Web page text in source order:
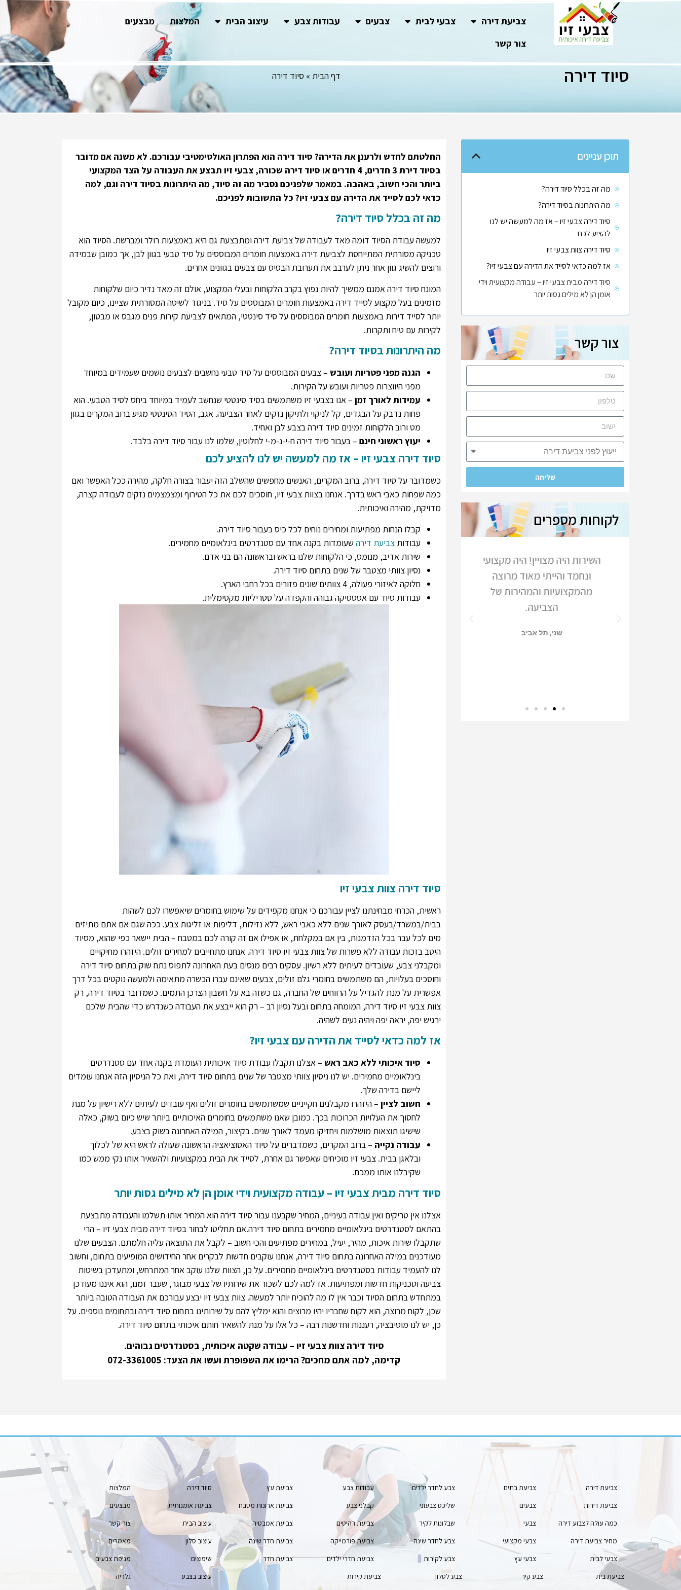
צביעת דירה צבעי לבית צבעים עבודות צבע עיצוב הבית המלצות
מבצעים
צור קשר
סיוד דירה דף הבית » סיוד דירה
תוכן עניינים
מה זה בכלל סיוד דירה?
מה היתרונות בסיוד דירה?
סיוד דירה צבעי זיו – אז מה למעשה יש לנו
להציע לכם
סיוד דירה צוות צבעי זיו
אז למה כדאי לסייד את הדירה עם צבעי זיו?
סיוד דירה מבית צבעי זיו – עבודה מקצועית וידי
אומן הן לא מילים גסות יותר
צור קשר
שליחה
לקוחות מספרים
השירות היה מצויין! היה מקצועי
ונחמד והייתי מאוד מרוצה
מהמקצועיות והמהירות של
הצביעה.
שני, תל אביב
הצוות של צבעי זיו היה נהדר!
אמין, הוגן, מקצועי, הגיע בזמן,
הכל היה מתואם, כל מה שאמר
שיעשה הוא עשה, הייתי עובדת
הוא היה מאוד זמין ואמין. הוא
עשה עבודה ברמה מאוד גבוהה
וגם זולה יחסית. אני יצאתי ממש
מרוצה ממנו בייחוד אחרי שיצאתי
החלטתם לחדש ולרענן את הדירה? סיוד דירה הוא הפתרון האולטימטיבי עבורכם. לא משנה אם מדובר
בסיוד דירת 3 חדרים, 4 חדרים או סיוד דירה שכורה, צבעי זיו תבצע את העבודה על הצד המקצועי
ביותר והכי חשוב, באהבה. במאמר שלפניכם נסביר מה זה סיוד, מה היתרונות בסיוד דירה וגם, למה
כדאי לכם לסייד את הדירה עם צבעי זיו? כל התשובות לפניכם.
מה זה בכלל סיוד דירה?
למעשה עבודת הסיוד דומה מאד לעבודה של צביעת דירה ומתבצעת גם היא באמצעות רולר ומברשת. הסיוד הוא
טכניקה מסורתית המתייחסת לצביעת דירה באמצעות חומרים המבוססים על סיד טבעי בגוון לבן, אך כמובן שבמידה
ורוצים להשיג גוון אחר ניתן לערבב את תערובת הבסיס עם צבעים בגוונים אחרים.
המונח סיוד דירה אמנם ממשיך להיות נפוץ בקרב הלקוחות ובעלי המקצוע, אולם זה מאד נדיר כיום שלקוחות
מזמינים בעל מקצוע לסייד דירה באמצעות חומרים המבוססים על סיד. בניגוד לשיטה המסורתית שציינו, כיום מקובל
יותר לסייד דירות באמצעות חומרים המבוססים על סיד סינטטי, המתאים לצביעת קירות פנים מגבס או מבטון,
לקירות עם טיח ותקרות.
מה היתרונות בסיוד דירה?
הגנה מפני פטריות ועובש– צבעים המבוססים על סיד טבעי נחשבים לצבעים נושמים שעמידים במיוחד
מפני היווצרות פטריות ועובש על הקירות.
עמידות לאורך זמן– אנו בצבעי זיו משתמשים בסיד סינטטי שנחשב לעמיד במיוחד ביחס לסיד הטבעי. הוא
פחות נדבק על הבגדים, קל לניקוי ולתיקון נזקים לאחר הצביעה. אגב, הסיד הסינטטי מגיע ברוב המקרים בגוון
מט ורוב הלקוחות זמינים סיוד דירה בצבע לבן ואחיד.
יעוץ ראשוני חינם– בעבור סיוד דירה ח-י-נ-מ-י לחלוטין, שלמו לנו עבור סיוד דירה בלבד.
סיוד דירה צבעי זיו – אז מה למעשה יש לנו להציע לכם
כשמדובר על סיוד דירה, ברוב המקרים, האנשים מחפשים שהשלב הזה יעבור בצורה חלקה, מהירה ככל האפשר ואם
כמה שפחות כאבי ראש בדרך. אנחנו בצוות צבעי זיו, חוסכים לכם את כל הטירוף ומצמצמים נזקים לעבודה קצרה,
מדויקת, מהירה ואיכותית.
קבלו הנחות מפתיעות ומחירים נוחים לכל כיס בעבור סיוד דירה.
עבודות צביעת דירהשעומדות בקנה אחד עם סטנדרטים בינלאומיים מחמירים.
שירות אדיב, מנומס, כי הלקוחות שלנו בראש ובראשונה הם בני אדם.
נסיון צוותי מצטבר של שנים בתחום סיוד דירה.
חלוקה לאיזורי פעולה, 4 צוותים שונים פזורים בכל רחבי הארץ.
עבודות סיוד עם אסטטיקה גבוהה והקפדה על סטריליות מקסימלית.
סיוד דירה צוות צבעי זיו
ראשית, הכרחי מבחינתנו לציין עבורכם כי אנחנו מקפידים על שימוש בחומרים שיאפשרו לכם לשהות
בבית/במשרד/בעסק לאורך שנים ללא כאבי ראש, ללא נזילות, דליפות או זליגות צבע. ככה שגם אם אתם מתיזים
מים לכל עבר בכל הזדמנות, בין אם במקלחת, או אפילו אם זה קורה לכם במטבח – הבית יישאר כפי שהוא, מסיוד
היטב בזכות עבודה ללא פשרות של צוות צבעי זיו סיוד דירה. אנחנו מתחייבים למחירים זולים. היזהרו מחיקויים
ומקבלני צבע, שעובדים לעיתים ללא רשיון. עסקים רבים מנסים בעת האחרונה לתפוס נתח שוק בתחום סיוד דירה
וחוסכים בעלויות, הם משתמשים בחומרי גלם זולים, צבעים שאינם עברו הכשרה מתאימה ולמעשה נוקטים בכל דרך
אפשרית על מנת להגדיל על הרווחים של החברה, גם כשזה בא על חשבון הצרכן התמים. כשמדובר בסיוד דירה, רק
צוות צבעי זיו סיוד דירה, המומחה בתחום ובעל נסיון רב – רק הוא ייבצע את העבודה כשנדרש כדי שהבית שלכם
ירגיש יפה, יראה יפה ויהיה נעים לשהיה.
אז למה כדאי לסייד את הדירה עם צבעי זיו?
סיוד איכותי ללא כאב ראש– אצלנו תקבלו עבודת סיוד איכותית העומדת בקנה אחד עם סטנדרטים
בינלאומיים מחמירים. יש לנו ניסיון צוותי מצטבר של שנים בתחום סיוד דירה, ואת כל הניסיון הזה אנחנו עומדים
ליישם בדירה שלך.
חשוב לציין– היזהרו מקבלנים חקייניים שמשתמשים בחומרים זולים ואף עובדים לעיתים ללא רישיון על מנת
לחסוך את העלויות הכרוכות בכך. כמובן שאנו משתמשים בחומרים האיכותיים ביותר שיש כיום בשוק, כאלה
שישיגו תוצאות מושלמות ויחזיקו מעמד לאורך שנים. בקיצור, המילה האחרונה בשוק בצבע.
עבודה נקייה – ברוב המקרים, כשמדברים על סיוד האסוציאציה הראשונה שעולה לראש היא של לכלוך
ובלאגן בבית. צבעי זיו מוכיחים שאפשר גם אחרת, לסייד את הבית במקצועיות ולהשאיר אותו נקי ממש כמו
שקיבלנו אותו ממכם.
סיוד דירה מבית צבעי זיו – עבודה מקצועית וידי אומן הן לא מילים גסות יותר
אצלנו אין טריקים ואין עבודה בעיניים, המחיר שקבענו עבור סיוד דירה הוא המחיר אותו תשלמו והעבודה מתבצעת
בהתאם לסטנדרטים בינלאומיים מחמירים בתחום סיוד דירה.אם תחליטו לבחור בסיוד דירה מבית צבעי זיו – הרי
שתקבלו שירות איכות, מהיר, יעיל, במחירים מפתיעים והכי חשוב – לקבל את התוצאה עליה חלמתם. הצבעים שלנו
מעודכנים במילה האחרונה בתחום סיוד דירה, אנחנו עוקבים חדשות לבקרים אחר החידושים המופיעים בתחום, וחשוב
לנו להעמיד עבודות בסטנדרטים בינלאומיים מחמירים. על כן, הצוות שלנו עוקב אחר המתרחש, ומתעדכן בשיטות
צביעה וטכניקות חדשות ומפתיעות. אז למה לכם לשכור את שירותיו של צבעי מבוגר, שעבר זמנו, הוא איננו מעודכן
במתחדש בתחום הסיוד וכבר אין לו מה להוכיח יותר למעשה. צוות צבעי זיו יבצע עבורכם את העבודה הטובה ביותר
שכן, לקוח מרוצה, הוא לקוח שחבריו יהיו מרוצים והוא ימליץ להם על שירותינו בתחום סיוד דירה ובתחומים נוספים. על
כן, יש לנו מוטיבציה, רעננות וחדשנות רבה – כל אלו על מנת להשאיר חותם איכותי בתחום סיוד דירה.
סיוד דירה צוות צבעי זיו – עבודה שקטה איכותית, בסטנדרטים גבוהים.
קדימה, למה אתם מחכים? הרימו את השפופרת ועשו את הצעד: 072-3361005
צביעת דירה
צביעת דירות
כמה עולה לצבוע דירה
מחיר צביעת דירה
צבעי לבית
צביעת בית
צביעת בתים
צבעים
צבעי
צבעי מקצועי
צבעי עץ
צבע קיר
צבע לחדר ילדים
שליכט צבעוני
שבלונות לקיר
צבע לחדר שינה
צבע לקירות
צבע לסלון
עבודות צבע
קבלני צבע
צביעת רהיטים
צביעת פורמייקה
צביעת חדרי ילדים
צביעת קירות
צביעת עץ
צביעת ארונות מטבח
צביעת אמבטיה
צביעת חדר שינה
צביעת חדר
סיוד דירה
צביעת אומנותית
עיצוב הבית
עיצוב סלון
שיפוצים
עיצוב בצבע
המלצות
מבצעים
צור קשר
מאמרים
מניפת צבעים
גלריה